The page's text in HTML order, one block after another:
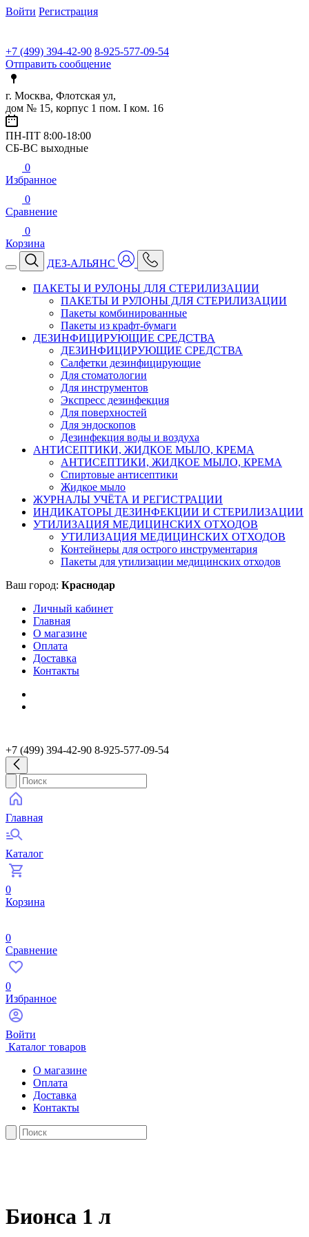
Войти Регистрация
+7 (499) 394-42-90 8-925-577-09-54
Отправить сообщение
г. Москва, Флотская ул,
дом № 15, корпус 1 пом. I ком. 16
ПН-ПТ 8:00-18:00
СБ-ВС выходные
0
Избранное
0
Сравнение
0
Корзина
ДЕЗ-АЛЬЯНС
ПАКЕТЫ И РУЛОНЫ ДЛЯ СТЕРИЛИЗАЦИИ
ПАКЕТЫ И РУЛОНЫ ДЛЯ СТЕРИЛИЗАЦИИ
Пакеты комбинированные
Пакеты из крафт-бумаги
ДЕЗИНФИЦИРУЮЩИЕ СРЕДСТВА
ДЕЗИНФИЦИРУЮЩИЕ СРЕДСТВА
Салфетки дезинфицирующие
Для стоматологии
Для инструментов
Экспресс дезинфекция
Для поверхностей
Для эндоскопов
Дезинфекция воды и воздуха
АНТИСЕПТИКИ, ЖИДКОЕ МЫЛО, КРЕМА
АНТИСЕПТИКИ, ЖИДКОЕ МЫЛО, КРЕМА
Спиртовые антисептики
Жидкое мыло
ЖУРНАЛЫ УЧЁТА И РЕГИСТРАЦИИ
ИНДИКАТОРЫ ДЕЗИНФЕКЦИИ И СТЕРИЛИЗАЦИИ
УТИЛИЗАЦИЯ МЕДИЦИНСКИХ ОТХОДОВ
УТИЛИЗАЦИЯ МЕДИЦИНСКИХ ОТХОДОВ
Контейнеры для острого инструментария
Пакеты для утилизации медицинских отходов
Ваш город: Краснодар
Личный кабинет
Главная
О магазине
Оплата
Доставка
Контакты
+7 (499) 394-42-90 8-925-577-09-54
Главная
Каталог
0
Корзина
0
Сравнение
0
Избранное
Войти
Каталог товаров
О магазине
Оплата
Доставка
Контакты
Бионса 1 л